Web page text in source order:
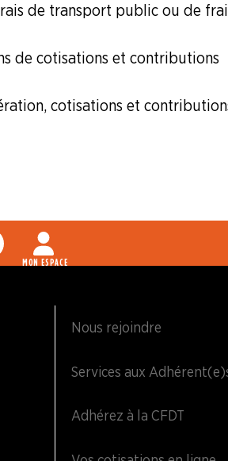
de transport public ou de
de cotisations et contributions
cotisations et
MON ESPACE
Nous rejoindre
Services aux
Adhérez à la CFDT